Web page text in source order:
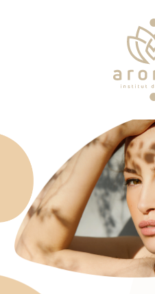
Soins
Je veux faire un bon cadeau
Plan d’accès
Prendre RDV